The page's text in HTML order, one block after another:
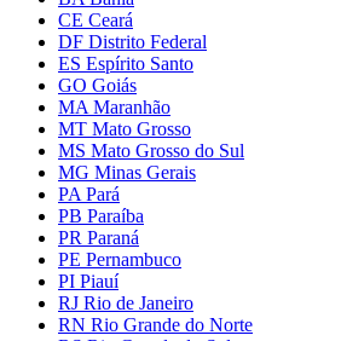
CE Ceará
DF Distrito Federal
ES Espírito Santo
GO Goiás
MA Maranhão
MT Mato Grosso
MS Mato Grosso do Sul
MG Minas Gerais
PA Pará
PB Paraíba
PR Paraná
PE Pernambuco
PI Piauí
RJ Rio de Janeiro
RN Rio Grande do Norte